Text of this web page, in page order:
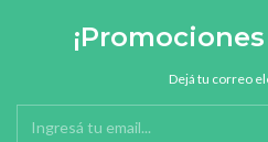
Dejá tu correo